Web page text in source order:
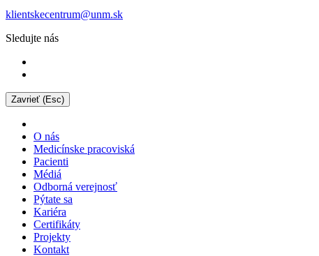
klientskecentrum@unm.sk
Sledujte nás
Zavrieť (Esc)
O nás
Medicínske pracoviská
Pacienti
Médiá
Odborná verejnosť
Pýtate sa
Kariéra
Certifikáty
Projekty
Kontakt